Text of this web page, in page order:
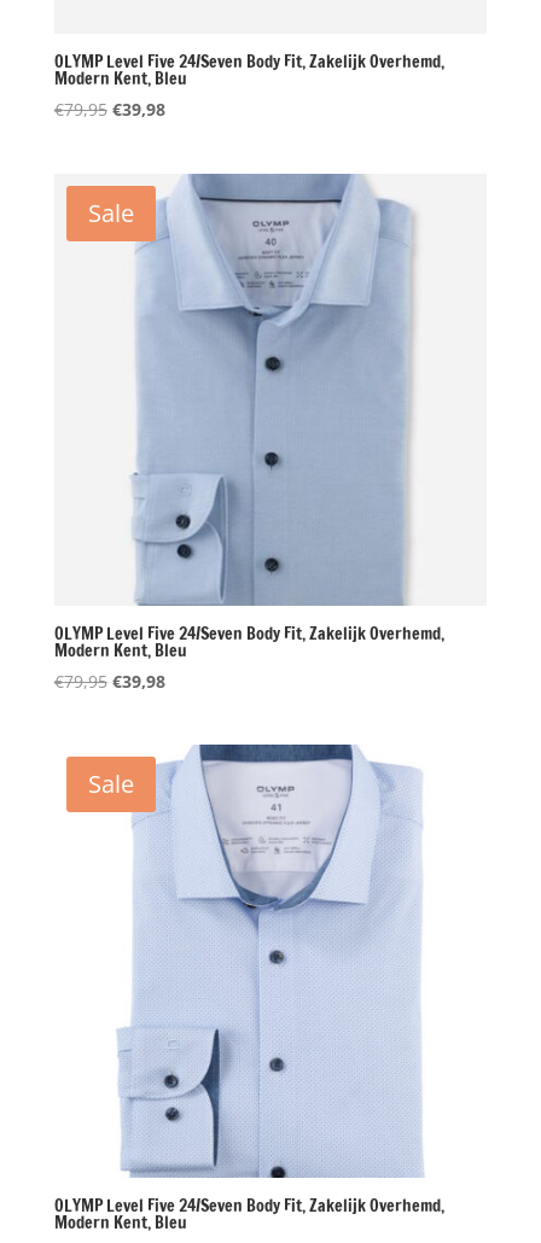
OLYMP Level Five 24/Seven Body Fit, Zakelijk Overhemd,
Modern Kent, Bleu
€79,95 Oorspronkelijke
€79,95.
€39,98Huidige
€39,98.
Sale
OLYMP Level Five 24/Seven Body Fit, Zakelijk Overhemd,
Modern Kent, Bleu
€79,95 Oorspronkelijke
€79,95.
€39,98Huidige
€39,98.
Sale
OLYMP Level Five 24/Seven Body Fit, Zakelijk Overhemd,
Modern Kent, Bleu